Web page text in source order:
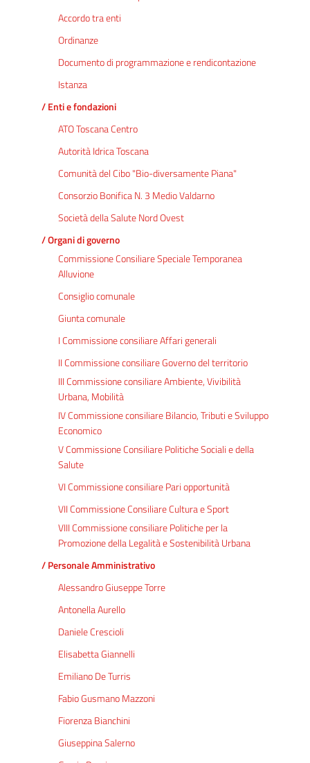
Accordo tra enti
Ordinanze
Documento di programmazione e rendicontazione
Istanza
/ Enti e fondazioni
ATO Toscana Centro
Autorità Idrica Toscana
Comunità del Cibo "Bio-diversamente Piana"
Consorzio Bonifica N. 3 Medio Valdarno
Società della Salute Nord Ovest
/ Organi di governo
Commissione Consiliare Speciale Temporanea
Alluvione
Consiglio comunale
Giunta comunale
I Commissione consiliare Affari generali
II Commissione consiliare Governo del territorio
III Commissione consiliare Ambiente, Vivibilità
Urbana, Mobilità
IV Commissione consiliare Bilancio, Tributi e Sviluppo
Economico
V Commissione Consiliare Politiche Sociali e della
Salute
VI Commissione consiliare Pari opportunità
VII Commissione Consiliare Cultura e Sport
VIII Commissione consiliare Politiche per la
Promozione della Legalità e Sostenibilità Urbana
/ Personale Amministrativo
Alessandro Giuseppe Torre
Antonella Aurello
Daniele Crescioli
Elisabetta Giannelli
Emiliano De Turris
Fabio Gusmano Mazzoni
Fiorenza Bianchini
Giuseppina Salerno